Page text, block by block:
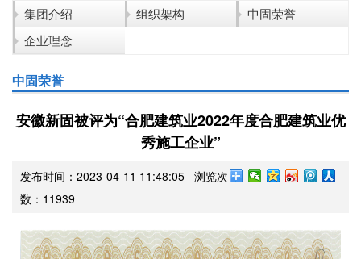
集团介绍 组织架构
中固荣誉
企业理念
中固荣誉
安徽新固被评为“合肥建筑业2022年度合肥建筑业优
秀施工企业”
发布时间：2023-04-11 11:48:05 浏览次
数： 11939